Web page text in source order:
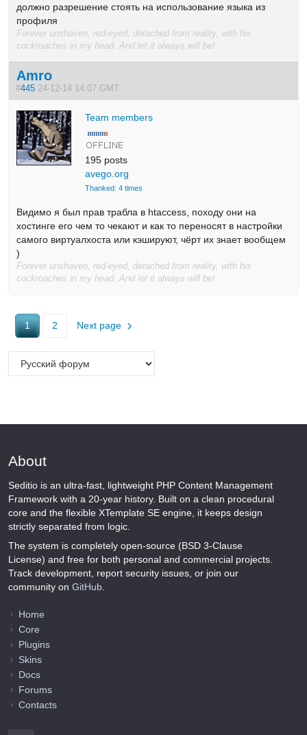
должно разрешение стоять на использование языка из
профиля
Forever unshaven, red-eyed, detached from reality, with his
cockroaches in my head. And let it always will be!
Amro
#445 24-12-14 14:07 GMT
Team members
195 posts
avego.org
Thanked: 4 times
Видимо я был прав трабла в htaccess, походу они на
хостинге его чем то чекают и как то переносят в настройки
самого виртуалхоста или кэшируют, чёрт их знает вообщем
)
Forever unshaven, red-eyed, detached from reality, with his
cockroaches in my head. And let it always will be!
1 2 Next page
About
Seditio is an ultra-fast, lightweight PHP Content Management
Framework with a 20-year history. Built on a clean procedural
core and the flexible XTemplate SE engine, it keeps design
strictly separated from logic.
The system is completely open-source (BSD 3-Clause
License) and free for both personal and commercial projects.
Track development, report security issues, or join our
community on GitHub.
Home
Core
Plugins
Skins
Docs
Forums
Contacts